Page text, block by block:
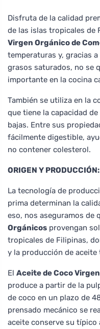
Disfruta de la calidad
de las islas tropicales de
Virgen Orgánico de
temperaturas y, gracias
grasos saturados, no se
importante en la cocina
También se utiliza en la
que tiene la capacidad
bajas. Entre sus
fácilmente digestible,
no contener colesterol.
ORIGEN Y PRODUCCIÓN:
La tecnología de
prima determinan la
eso, nos aseguramos de
Orgánicos provengan
tropicales de Filipinas,
y la producción de
El Aceite de Coco
produce a partir de la
de coco en un plazo de
prensado mecánico se
aceite conserve su típico